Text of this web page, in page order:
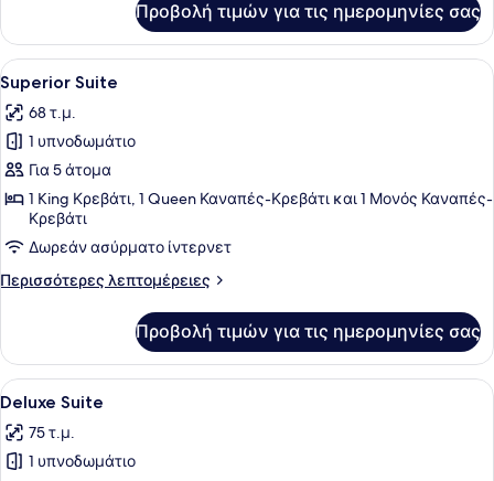
with
Sea
View
Προβολή τιμών για τις ημερομηνίες σας
Προβολή
όλων
των
φωτογραφιών
για
Superior
Suite
1 υπνοδωμάτιο, υποαλλεργικά
6
Superior Suite
68 τ.μ.
1 υπνοδωμάτιο
Για 5 άτομα
1 King Κρεβάτι, 1 Queen Καναπές-Κρεβάτι και 1 Μονός Καναπές-
Κρεβάτι
Δωρεάν ασύρματο ίντερνετ
Περισσότερες λεπτομέρειες
Περισσότερες
Suite
Προβολή τιμών για τις ημερομηνίες σας
Προβολή
όλων
των
φωτογραφιών
Deluxe Suite | 1 υπνοδωμάτιο,
4
Deluxe Suite
75 τ.μ.
1 υπνοδωμάτιο